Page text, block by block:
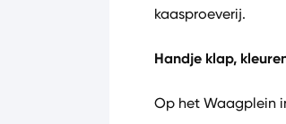
kaasproeverij.
Handje klap,
Op het Waagplein